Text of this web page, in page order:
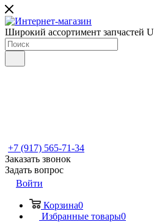
Широкий ассортимент запчастей
+7 (917) 565-71-34
Заказать звонок
Задать вопрос
Войти
Корзина0
Избранные товары0